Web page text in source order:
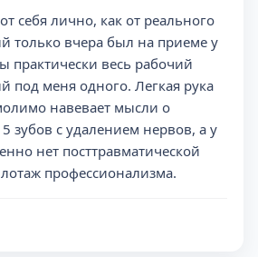
себя лично, как от реального
только вчера был на приеме у
весь рабочий
под меня одного. Легкая рука
навевает мысли о
зубов с удалением нервов, а у
нет посттравматической
профессионализма.